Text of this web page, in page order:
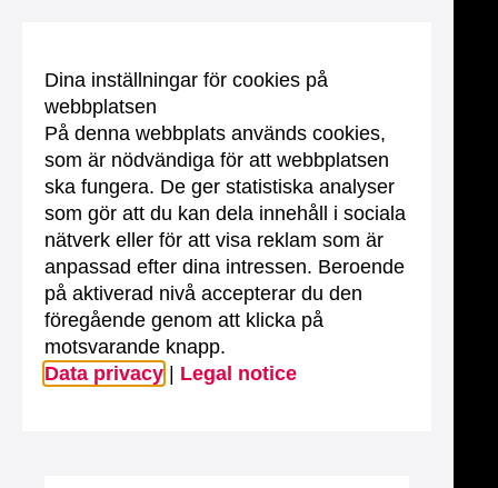
Dina inställningar för cookies på
webbplatsen
På denna webbplats används cookies,
som är nödvändiga för att webbplatsen
ska fungera. De ger statistiska analyser
som gör att du kan dela innehåll i sociala
nätverk eller för att visa reklam som är
anpassad efter dina intressen. Beroende
på aktiverad nivå accepterar du den
föregående genom att klicka på
motsvarande knapp.
Data privacy
Legal notice